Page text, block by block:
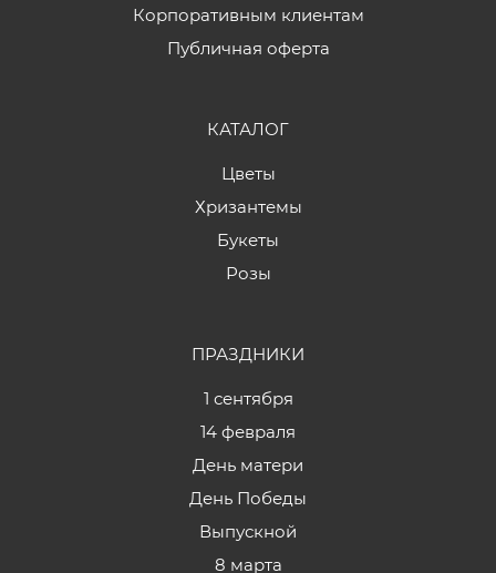
Корпоративным клиентам
Публичная оферта
КАТАЛОГ
Цветы
Хризантемы
Букеты
Розы
ПРАЗДНИКИ
1 сентября
14 февраля
День матери
День Победы
Выпускной
8 марта